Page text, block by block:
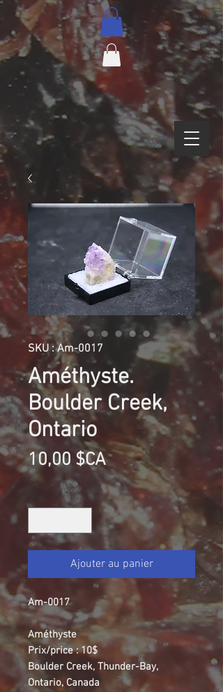
SKU : Am-0017
Améthyste.
Boulder Creek,
Ontario
10,00 $CAPrix
Quantité *
Ajouter au panier
Am-0017
Améthyste
Prix/price : 10$
Boulder Creek, Thunder-Bay,
Ontario, Canada